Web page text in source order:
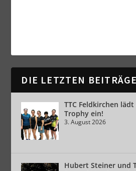
DIE LETZTEN BEITRÄGE
TTC Feldkirchen
Trophy ein!
3. August 2026
Hubert Steiner und